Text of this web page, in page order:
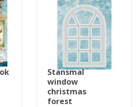
stansmal
window
christmas
forest